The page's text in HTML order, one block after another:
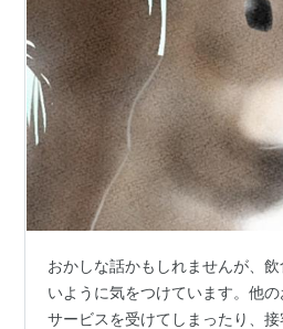
おかしな話かもしれませんが、
いように気をつけています。他
サービスを受けてしまったり、